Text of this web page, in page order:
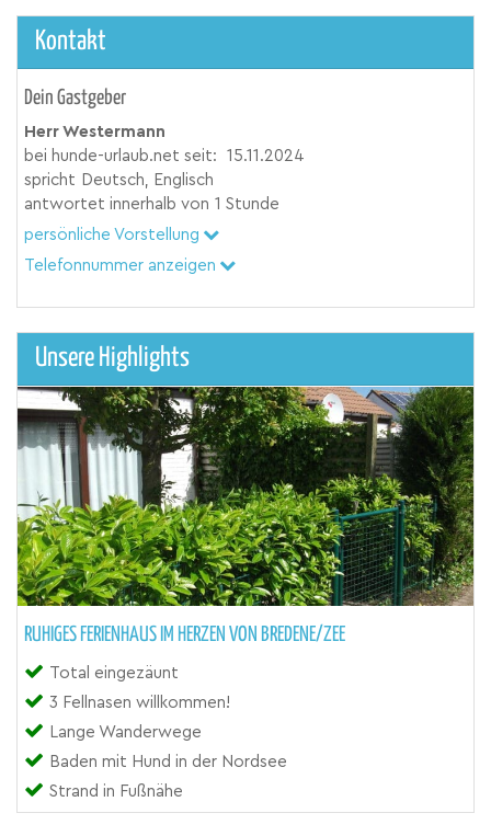
Kontakt
Dein Gastgeber
Herr Westermann
bei hunde-urlaub.net seit:
15.11.2024
spricht
Deutsch, Englisch
antwortet innerhalb von 1 Stunde
persönliche Vorstellung
Telefonnummer anzeigen
Unsere Highlights
RUHIGES FERIENHAUS IM HERZEN VON BREDENE/ZEE
Total eingezäunt
3 Fellnasen willkommen!
Lange Wanderwege
Baden mit Hund in der Nordsee
Strand in Fußnähe